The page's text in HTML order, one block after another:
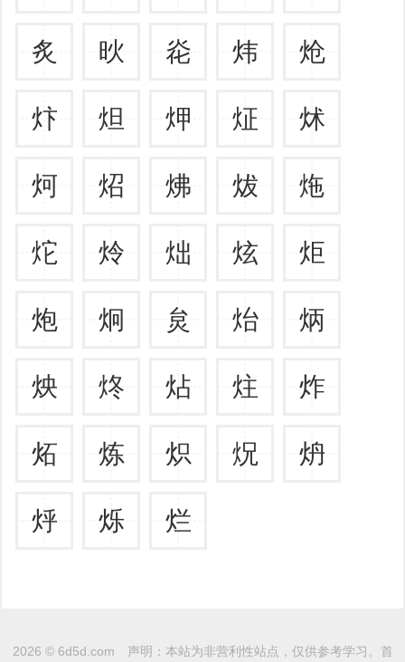
炙 炚 炛 炜 炝
炞 炟 炠 炡 炢
炣 炤 炥 炦 炧
炨 炩 炪 炫 炬
炮 炯 炱 炲 炳
炴 炵 炶 炷 炸
炻 炼 炽 炾 炿
烀 烁 烂
2026 © 6d5d.com 声明：本站为非营利性站点，仅供参考学习。 首